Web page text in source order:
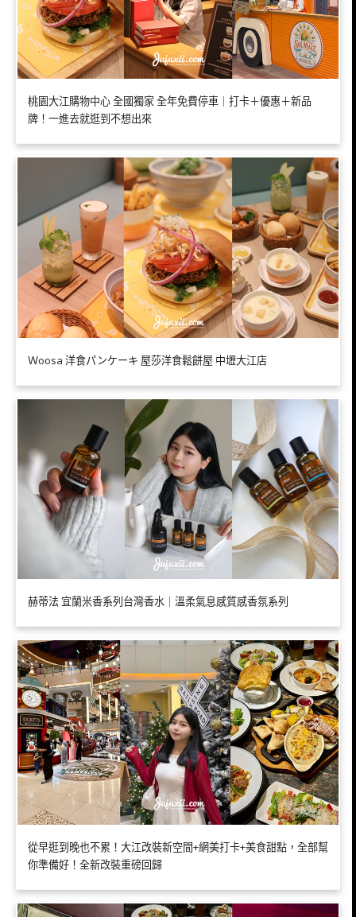
桃園大江購物中心 全國獨家 全年免費停車｜打卡＋優惠＋新品
牌！一進去就逛到不想出來
Ｗoosa 洋食パンケーキ 屋莎洋食鬆餅屋 中壢大江店
赫蒂法 宜蘭米香系列台灣香水｜溫柔氣息感質感香氛系列
從早逛到晚也不累！大江改裝新空間+網美打卡+美食甜點，全部幫
你準備好！全新改裝重磅回歸